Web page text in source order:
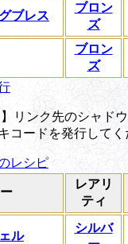
ブレス
ブロン
ズ
ブロン
ズ
リンク先のシャド
コードを発行してく
レシピ
レアリ
ティ
ル
シルバ